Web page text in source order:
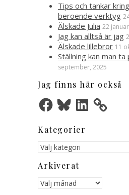
Tips och tankar
beroende verktyg
Älskade Julia 22
Jag kan alltså är jag
Älskade lillebror 11
Ställning kan man
september, 2025
Jag finns här också
FacebookBlueskyLinkedIn
Kategorier
Kategorier
Arkiverat
Arkiverat